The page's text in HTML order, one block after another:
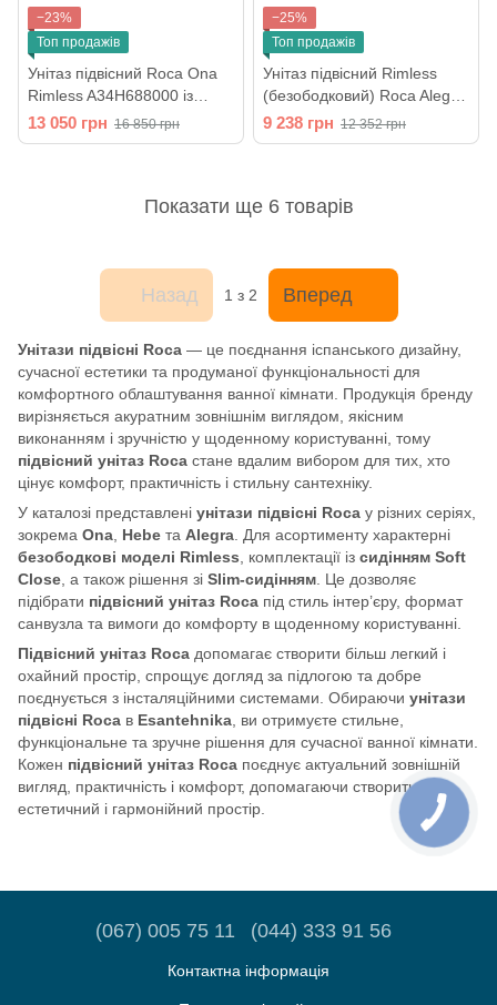
−23%
Топ продажів
Унітаз підвісний Roca Ona
Rimless A34H688000 із
сидінням Soft Close
13 050 грн 16 850 грн
−25%
Топ продажів
Унітаз підвісний Rimless
(безободковий) Roca Alegra
в комплекті з сидінням Slim
Soft Close A34H139000
9 238 грн 12 352 грн
Показати ще 6 товарів
Назад 1 з 2 Вперед
Унітази підвісні Roca — це поєднання іспанського дизайну,
сучасної естетики та продуманої функціональності для
комфортного облаштування ванної кімнати. Продукція бренду
вирізняється акуратним зовнішнім виглядом, якісним
виконанням і зручністю у щоденному користуванні, тому
підвісний унітаз Roca стане вдалим вибором для тих, хто
цінує комфорт, практичність і стильну сантехніку.
У каталозі представлені унітази підвісні Roca у різних серіях,
зокрема Ona Hebe та Alegra . Для асортименту характерні
безободкові моделі Rimless , комплектації із сидінням Soft
Close , а також рішення зі Slim-сидінням . Це дозволяє
підібрати підвісний унітаз Roca під стиль інтер’єру, формат
санвузла та вимоги до комфорту в щоденному користуванні.
Підвісний унітаз Roca допомагає створити більш легкий і
охайний простір, спрощує догляд за підлогою та добре
поєднується з інсталяційними системами. Обираючи унітази
підвісні Roca в Esantehnika , ви отримуєте стильне,
функціональне та зручне рішення для сучасної ванної кімнати.
Кожен підвісний унітаз Roca поєднує актуальний зовнішній
вигляд, практичність і комфорт, допомагаючи створити
естетичний і гармонійний простір.
(067) 005 75 11 (044) 333 91 56
Контактна інформація